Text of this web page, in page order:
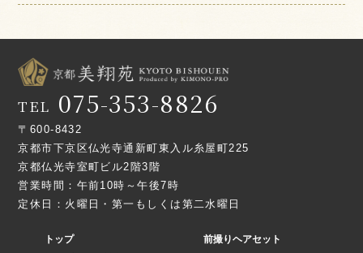
TEL 075-353-8826
〒600-8432
京都市下京区仏光寺通新町東入ル糸屋町225
京都仏光寺室町ビル2階3階
営業時間：午前10時～午後7時
定休日：火曜日・第一もしくは第二水曜日
トップ
前撮りヘアセット